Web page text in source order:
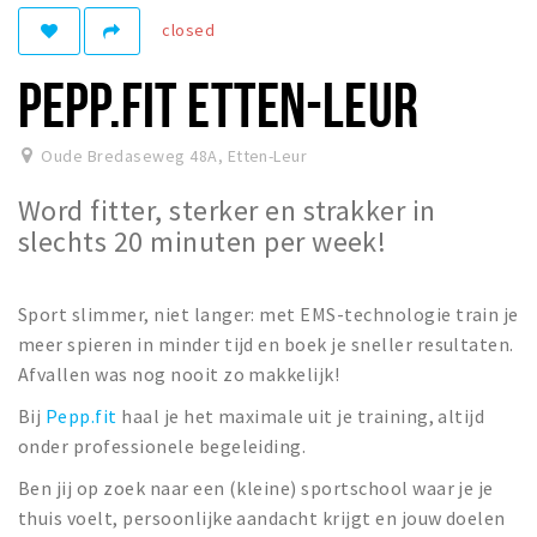
Winkelgebieden
Bezienswaardigheden
Musea, theaters & podia
Uitjes & activiteiten
Toeristische routes
Baroniepoorten
Sport
Andere City Apps
Sign in
closed
PEPP.FIT ETTEN-LEUR
Oude Bredaseweg 48A, Etten-Leur
Word fitter, sterker en strakker in
slechts 20 minuten per week!
Sport slimmer, niet langer: met EMS-technologie train je
meer spieren in minder tijd en boek je sneller resultaten.
Afvallen was nog nooit zo makkelijk!
Bij Pepp.fit haal je het maximale uit je training, altijd
onder professionele begeleiding.
Ben jij op zoek naar een (kleine) sportschool waar je je
thuis voelt, persoonlijke aandacht krijgt en jouw doelen